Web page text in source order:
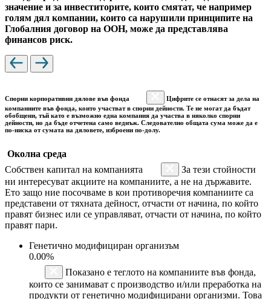
значение и за инвеститорите, които смятат, че например
голям дял компании, които са нарушили принципите на
Глобалния договор на ООН, може да представлява
финансов риск.
Спорни корпоративни дялове във фонда
Цифрите се отнасят за дела на
компаниите във фонда, които участват в спорни дейности. Те не могат да бъдат
обобщени, тъй като е възможно една компания да участва в няколко спорни
дейности, но да бъде отчетена само веднъж. Следователно общата сума може да е
по-ниска от сумата на дяловете, изброени по-долу.
Околна среда
Собствен капитал на компанията
За тези стойности
ни интересуват акциите на компаниите, а не на държавите.
Ето защо ние посочваме в кои противоречия компаниите са
представени от тяхната дейност, отчасти от начина, по който
правят бизнес или се управляват, отчасти от начина, по който
правят пари.
Генетично модифициран организъм
0.00%
Показано е теглото на компаниите във фонда,
които се занимават с производство и/или преработка на
продукти от генетично модифицирани организми. Това